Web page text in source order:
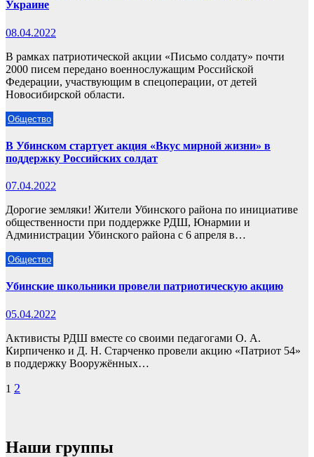
Украине
08.04.2022
В рамках патриотической акции «Письмо солдату» почти
2000 писем передано военнослужащим Российской
Федерации, участвующим в спецоперации, от детей
Новосибирской области.
Общество
В Убинском стартует акция «Вкус мирной жизни» в
поддержку Российских солдат
07.04.2022
Дорогие земляки! Жители Убинского района по инициативе
общественности при поддержке РДШ, Юнармии и
Администрации Убинского района с 6 апреля в…
Общество
Убинские школьники провели патриотическую акцию
05.04.2022
Активисты РДШ вместе со своими педагогами О. А.
Кирпиченко и Д. Н. Старченко провели акцию «Патриот 54»
в поддержку Вооружённых…
Пагинация
1 2
Наши группы